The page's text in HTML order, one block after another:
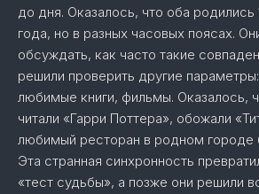
до дня. Оказалось, что оба родились
года, но в разных часовых поясах.
обсуждать, как часто такие
решили проверить другие
любимые книги, фильмы. Оказалось,
читали «Гарри Поттера», обожали
любимый ресторан в родном городе
Эта странная синхронность
«тест судьбы», а позже они решили